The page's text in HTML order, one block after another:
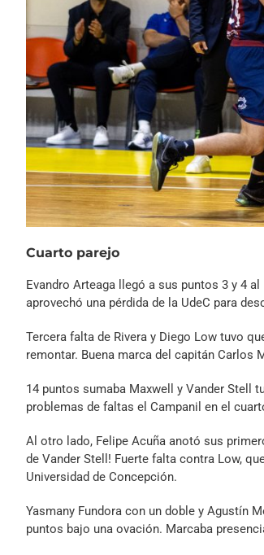
Cuarto parejo
Evandro Arteaga llegó a sus puntos 3 y 4
aprovechó una pérdida de la UdeC para
Tercera falta de Rivera y Diego Low tuvo
remontar. Buena marca del capitán Carlos
14 puntos sumaba Maxwell y Vander Stell
problemas de faltas el Campanil en el
Al otro lado, Felipe Acuña anotó sus
de Vander Stell! Fuerte falta contra Low,
Universidad de Concepción.
Yasmany Fundora con un doble y Agustín
puntos bajo una ovación. Marcaba